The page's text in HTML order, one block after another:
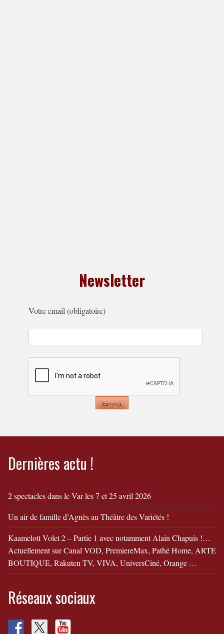
Newsletter
Votre email (obligatoire)
Dernières actu !
2 spectacles dans le Var les 7 et 25 avril 2026
Un air de famille d’Agnès au Théâtre des Variétés !
Kaamelott Volet 2 – Partie 1 avec notamment Alain Chapuis !…
Actuellement sur Canal VOD, PremiereMax, Pathé Home, ARTE
BOUTIQUE, Rakuten TV, VIVA, UniversCiné, Orange …
Réseaux sociaux